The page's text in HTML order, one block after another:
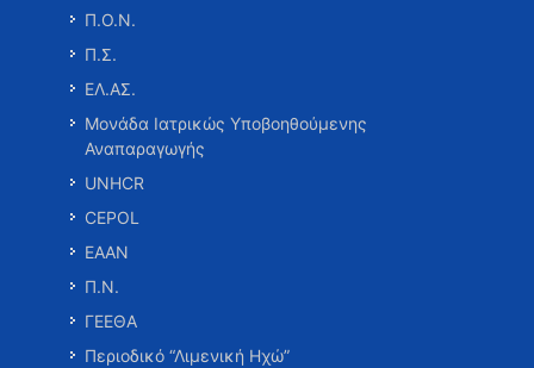
Π.Ο.Ν.
Π.Σ.
ΕΛ.ΑΣ.
Μονάδα Ιατρικώς Υποβοηθούμενης
Αναπαραγωγής
UNHCR
CEPOL
ΕΑΑΝ
Π.Ν.
ΓΕΕΘΑ
Περιοδικό “Λιμενική Ηχώ”